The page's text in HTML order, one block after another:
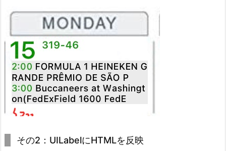
その2：UILabelにHTMLを反映